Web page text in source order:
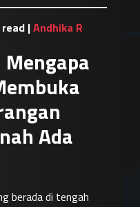
|Andhika R
Ada
berada di tengah